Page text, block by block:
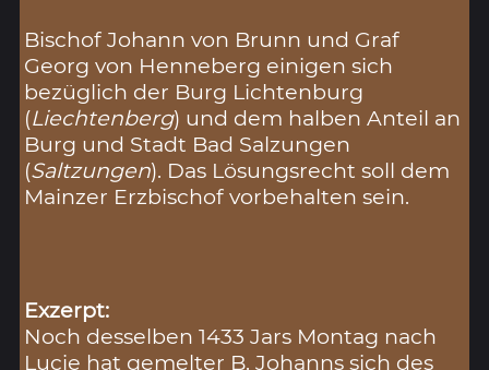
Bischof Johann von Brunn und Graf
Georg von Henneberg einigen sich
bezüglich der Burg Lichtenburg
(Liechtenberg) und dem halben Anteil an
Burg und Stadt Bad Salzungen
(Saltzungen). Das Lösungsrecht soll dem
Mainzer Erzbischof vorbehalten sein.
Exzerpt:
Noch desselben 1433 Jars Montag nach
Lucie hat gemelter B. Johanns sich des